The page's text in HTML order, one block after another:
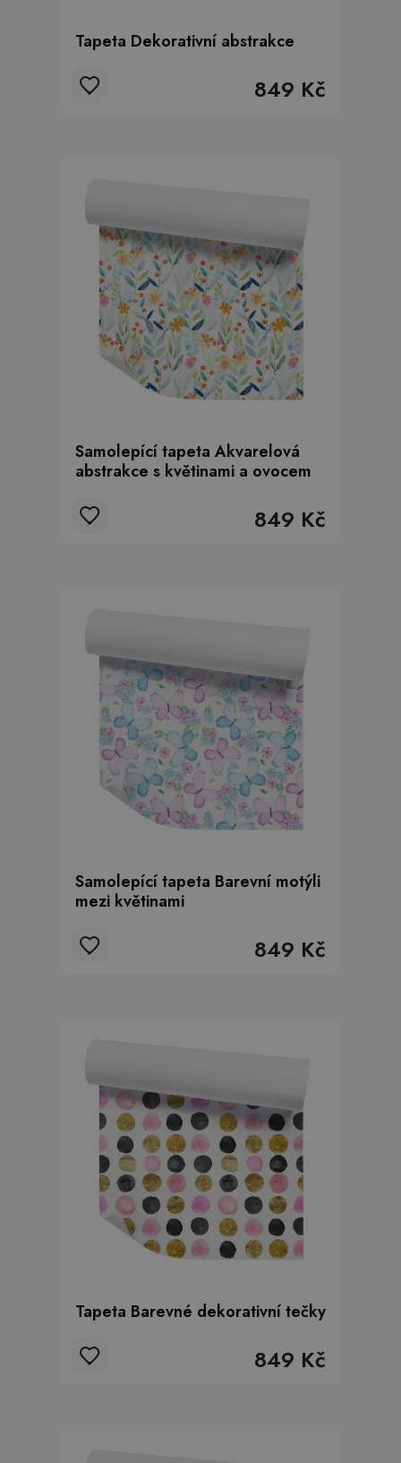
Tapeta Dekorativní abstrakce
849 Kč
Samolepící tapeta Akvarelová
abstrakce s květinami a ovocem
849 Kč
Samolepící tapeta Barevní motýli
mezi květinami
849 Kč
Tapeta Barevné dekorativní tečky
849 Kč